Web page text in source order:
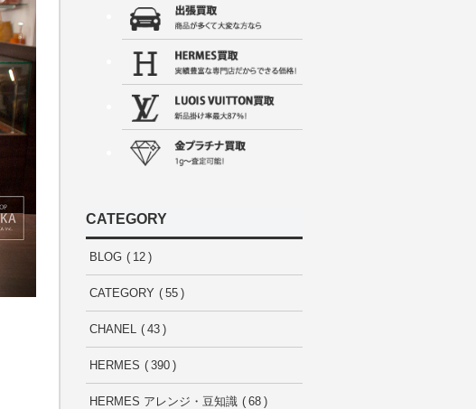
CATEGORY
BLOG 12
CATEGORY 55
CHANEL 43
HERMES 390
HERMES アレンジ・豆知識 68